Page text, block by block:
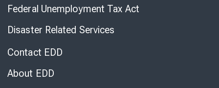
Federal Unemployment Tax Act
Disaster Related Services
Contact EDD
About EDD